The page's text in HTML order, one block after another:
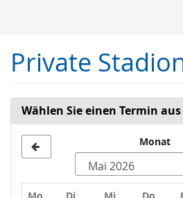
springen
Private
Wählen Sie einen Termin aus
Monat
MontagDienstagMittwoch